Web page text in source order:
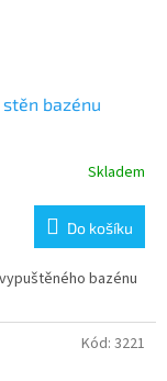
bazénu
Skladem
Do košíku
bazénu
Kód: 3221